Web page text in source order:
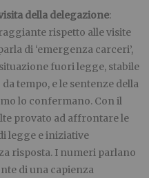
della delegazione:
rispetto alle visite
di ‘emergenza carceri’,
fuori legge, stabile
tempo, e le sentenze della
lo confermano. Con il
provato ad affrontare le
legge e iniziative
risposta. I numeri parlano
di una capienza